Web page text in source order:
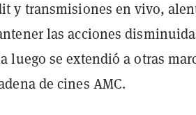
y transmisiones en vivo,
las acciones
luego se extendió a otras
de cines AMC.